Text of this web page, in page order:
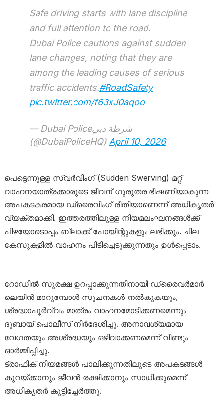
Safe driving starts with lane discipline
and full attention to the road.
Dubai Police cautions against sudden
lane changes, noting that they are
among the leading causes of serious
traffic accidents.#RoadSafety
pic.twitter.com/f63xJ0aqoo
— Dubai Policeشرطة دبي
(@DubaiPoliceHQ) April 10, 2026
പെട്ടെന്നുള്ള സ്വർവിംഗ് (Sudden Swerving) മറ്റ്
വാഹനയാത്രക്കാരുടെ ജീവന് ഗുരുതര ഭീഷണിയാകുന്ന
അപകടകരമായ ഡ്രൈവിംഗ് രീതിയാണെന്ന് അധികൃതർ
വ്യക്തമാക്കി. ഇത്തരത്തിലുള്ള നിയമലംഘനങ്ങൾക്ക്
പിഴയോടൊപ്പം ബ്ലാക്ക് പോയിന്റുകളും ലഭിക്കും. ചില
കേസുകളിൽ വാഹനം പിടിച്ചെടുക്കുന്നതും ഉൾപ്പെടാം.
റോഡിൽ സുരക്ഷ ഉറപ്പാക്കുന്നതിനായി ഡ്രൈവർമാർ
ലെയിൻ മാറുമ്പോൾ സൂചനകൾ നൽകുകയും,
ശ്രദ്ധാപൂർവ്വം മാത്രം വാഹനമോടിക്കണമെന്നും
ദുബായ് പൊലീസ് നിർദേശിച്ചു. അനാവശ്യമായ
വേഗതയും അശ്രദ്ധയും ഒഴിവാക്കണമെന്ന് വീണ്ടും
ഓർമ്മിപ്പിച്ചു.
ട്രാഫിക് നിയമങ്ങൾ പാലിക്കുന്നതിലൂടെ അപകടങ്ങൾ
കുറയ്ക്കാനും ജീവൻ രക്ഷിക്കാനും സാധിക്കുമെന്ന്
അധികൃതർ കൂട്ടിച്ചേർത്തു.